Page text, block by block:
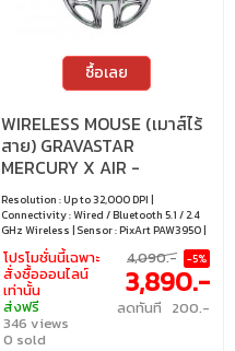
ซื้อเลย
WIRELESS MOUSE (เมาส์ไร้
สาย) GRAVASTAR
MERCURY X AIR -
TRANSPARENT
Resolution : Up to 32,000 DPI |
Connectivity : Wired / Bluetooth 5.1 / 2.4
GHz Wireless | Sensor : PixArt PAW3950 |
Switch : Rated for 100 Million Clicks | Max
Speed : 750 IPS | Polling Rate : Up to
8000Hz | Max Acceleration : 50g |
Number of Buttons : 5 Buttons | Lighting :
RGB | Compatibility : Windows
โปรโมชั่นนี้เฉพาะ
สั่งซื้อออนไลน์
เท่านั้น
ส่งฟรี
346 views
0 sold
4,090.- -5%
3,890.-
ลดทันที 200.-